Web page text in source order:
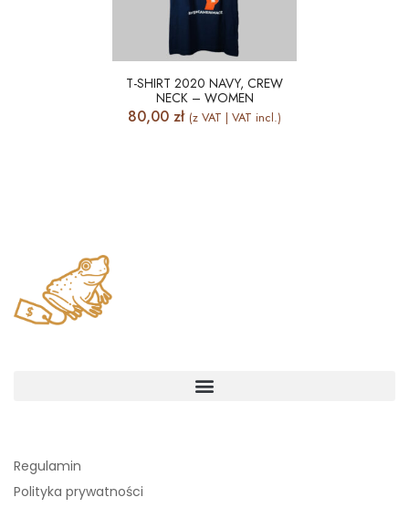
T-SHIRT 2020 NAVY, CREW
NECK – WOMEN
80,00 zł (z VAT | VAT incl.)
Regulamin
Polityka prywatności